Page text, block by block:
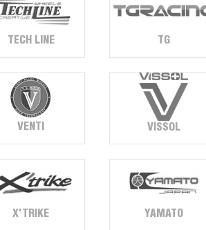
TECH LINE TG
VENTI VISSOL
X'TRIKE YAMATO